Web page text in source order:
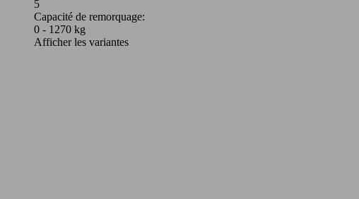
5
Capacité de remorquage:
0 - 1270 kg
Afficher les variantes